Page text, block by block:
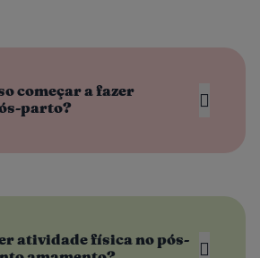
começar a fazer
parto?
atividade física no pós-